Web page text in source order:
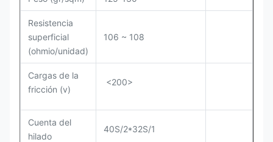
Resistencia
superficial
(ohmio/unidad)
106 ~ 108
Cargas de la
fricción (v)
<200>
Cuenta del
hilado
40S/2*32S/1